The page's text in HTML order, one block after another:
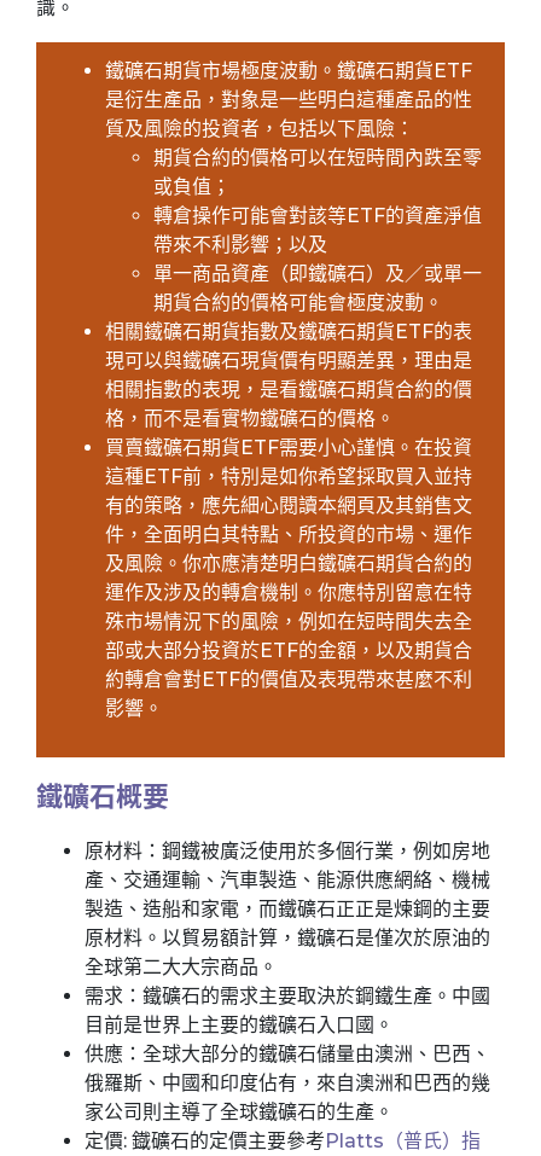
識。
鐵礦石期貨市場極度波動。鐵礦石期貨ETF
是衍生產品，對象是一些明白這種產品的性
質及風險的投資者，包括以下風險：
期貨合約的價格可以在短時間內跌至零
或負值；
轉倉操作可能會對該等ETF的資產淨值
帶來不利影響；以及
單一商品資產（即鐵礦石）及／或單一
期貨合約的價格可能會極度波動。
相關鐵礦石期貨指數及鐵礦石期貨ETF的表
現可以與鐵礦石現貨價有明顯差異，理由是
相關指數的表現，是看鐵礦石期貨合約的價
格，而不是看實物鐵礦石的價格。
買賣鐵礦石期貨ETF需要小心謹慎。在投資
這種ETF前，特別是如你希望採取買入並持
有的策略，應先細心閱讀本網頁及其銷售文
件，全面明白其特點、所投資的市場、運作
及風險。你亦應清楚明白鐵礦石期貨合約的
運作及涉及的轉倉機制。你應特別留意在特
殊市場情況下的風險，例如在短時間失去全
部或大部分投資於ETF的金額，以及期貨合
約轉倉會對ETF的價值及表現帶來甚麼不利
影響。
鐵礦石概要
原材料：鋼鐵被廣泛使用於多個行業，例如房地
產、交通運輸、汽車製造、能源供應網絡、機械
製造、造船和家電，而鐵礦石正正是煉鋼的主要
原材料。以貿易額計算，鐵礦石是僅次於原油的
全球第二大大宗商品。
需求：鐵礦石的需求主要取決於鋼鐵生產。中國
目前是世界上主要的鐵礦石入口國。
供應：全球大部分的鐵礦石儲量由澳洲、巴西、
俄羅斯、中國和印度佔有，來自澳洲和巴西的幾
家公司則主導了全球鐵礦石的生產。
定價: 鐡礦石的定價主要參考Platts（普氏）指